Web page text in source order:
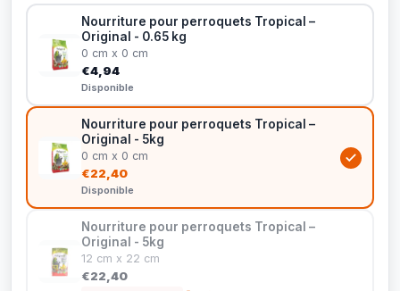
Nourriture pour perroquets Tropical –
Original - 0.65 kg
0 cm x 0 cm
€4,94
Disponible
Nourriture pour perroquets Tropical –
Original - 5kg
0 cm x 0 cm
€22,40
Disponible
Nourriture pour perroquets Tropical –
Original - 5kg
12 cm x 22 cm
€22,40